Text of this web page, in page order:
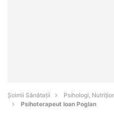
Şoimii Sănătații
Psihologi,
Psihoterapeut Ioan Poglan